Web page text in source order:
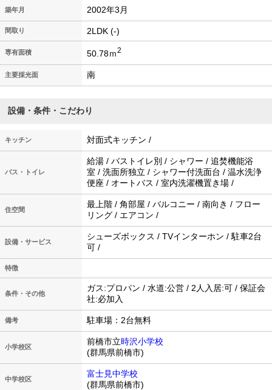
築年月 2002年3月
間取り 2LDK (-)
専有面積 50.78ｍ2
主要採光面 南
設備・条件・こだわり
キッチン 対面式キッチン /
バス・トイレ
給湯 / バストイレ別 / シャワー / 追焚機能浴
室 / 洗面所独立 / シャワー付洗面台 / 温水洗浄
便座 / オートバス / 室内洗濯機置き場 /
住空間
最上階 / 角部屋 / バルコニー / 南向き / フロー
リング / エアコン /
設備・サービス
シューズボックス / TVインターホン / 駐車2台
可 /
特徴
条件・その他
ガス:プロパン / 水道:公営 / 2人入居:可 / 保証会
社:必加入
備考 駐車場：2台無料
小学校区
前橋市立時沢小学校
(群馬県前橋市)
中学校区
富士見中学校
(群馬県前橋市)